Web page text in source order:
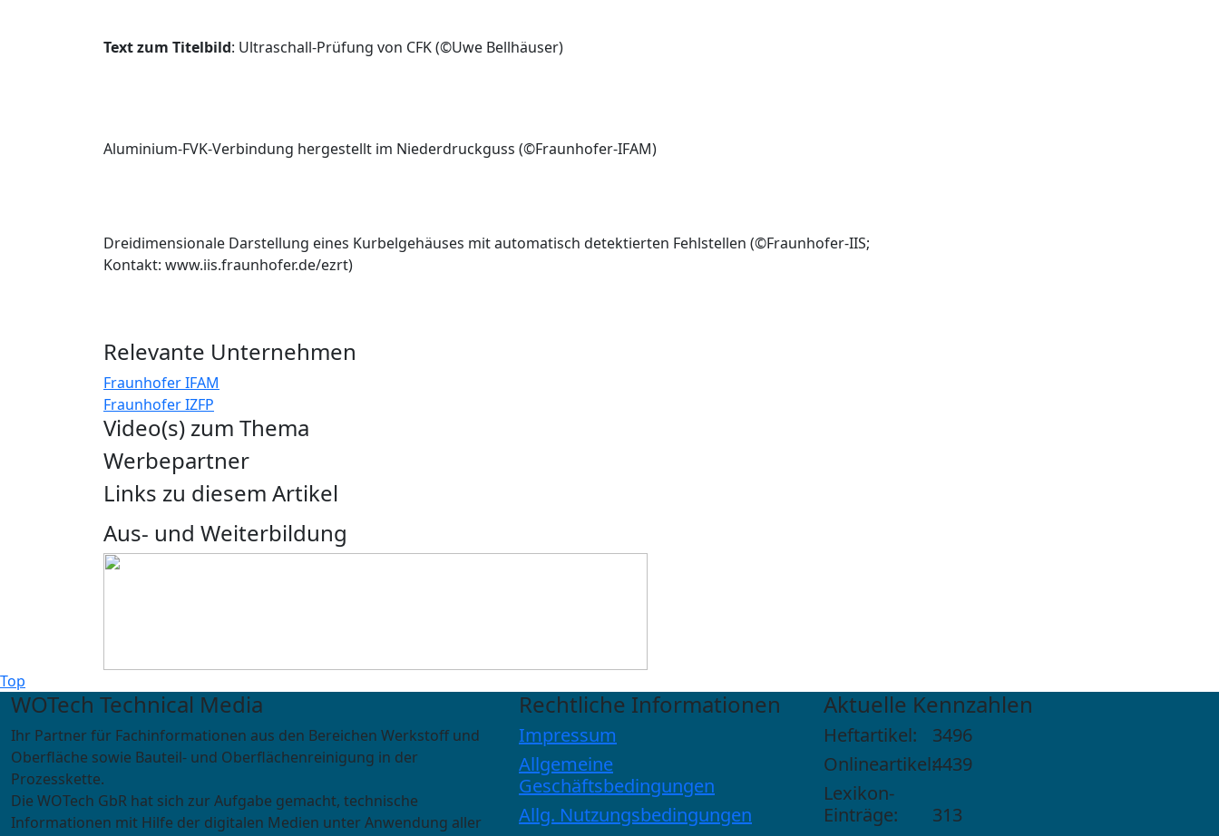
Text zum Titelbild: Ultraschall-Prüfung von CFK (©Uwe Bellhäuser)
Aluminium-FVK-Verbindung hergestellt im Niederdruckguss (©Fraunhofer-IFAM)
Dreidimensionale Darstellung eines Kurbelgehäuses mit automatisch detektierten Fehlstellen (©Fraunhofer-IIS;
Kontakt: www.iis.fraunhofer.de/ezrt)
Relevante Unternehmen
Fraunhofer IFAM
Fraunhofer IZFP
Video(s) zum Thema
Werbepartner
Links zu diesem Artikel
Aus- und Weiterbildung
Top
WOTech Technical Media
Ihr Partner für Fachinformationen aus den Bereichen Werkstoff und
Oberfläche sowie Bauteil- und Oberflächenreinigung in der
Prozesskette.
Die WOTech GbR hat sich zur Aufgabe gemacht, technische
Informationen mit Hilfe der digitalen Medien unter Anwendung aller
Rechtliche Informationen
Impressum
Allgemeine
Geschäftsbedingungen
Allg. Nutzungsbedingungen
Aktuelle Kennzahlen
Heftartikel:
3496
Onlineartikel:4439
Lexikon-
Einträge:
313